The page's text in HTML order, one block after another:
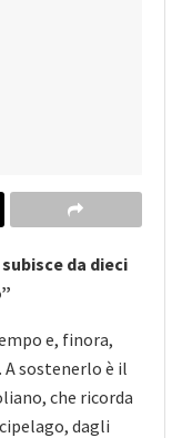
da dieci
e, finora,
A sostenerlo è il
che ricorda
dagli